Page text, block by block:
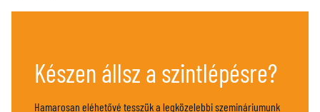
Készen állsz a szintlépésre?
Hamarosan eléhetővé tesszük a legközelebbi szemináriumunk